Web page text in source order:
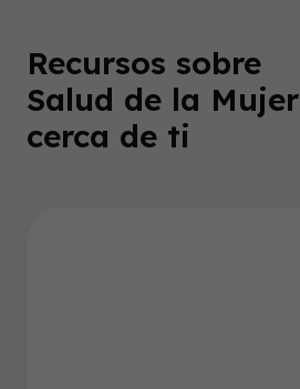
Recursos sobre
Salud de la Mujer
cerca de ti